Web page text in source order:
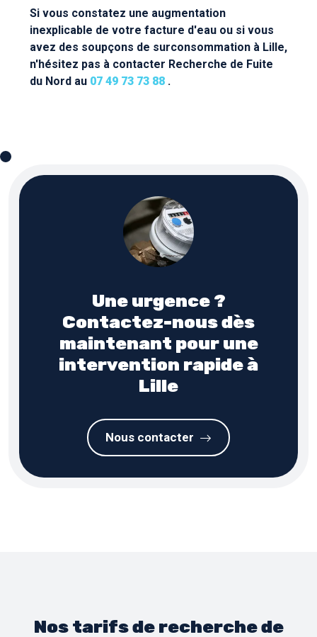
Si vous constatez une augmentation
inexplicable de votre facture d'eau ou si vous
avez des soupçons de surconsommation à Lille,
n'hésitez pas à contacter Recherche de Fuite
du Nord au 07 49 73 73 88 .
Une urgence ?
Contactez-nous dès
maintenant pour une
intervention rapide à
Lille
Nous contacter
Nos tarifs de recherche de